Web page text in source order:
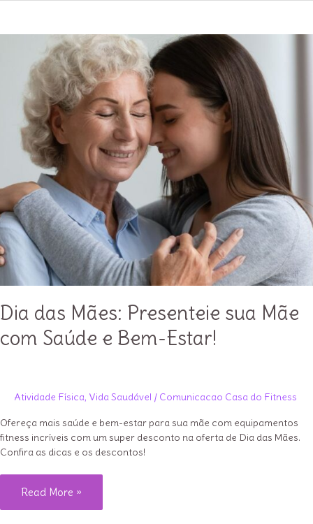
treino
no
inverno:
dicas
práticas!
Dia das Mães: Presenteie sua Mãe
com Saúde e Bem-Estar!
Atividade Física, Vida Saudável / Comunicacao Casa do Fitness
Ofereça mais saúde e bem-estar para sua mãe com equipamentos
fitness incríveis com um super desconto na oferta de Dia das Mães.
Confira as dicas e os descontos!
Dia
das
Read More »